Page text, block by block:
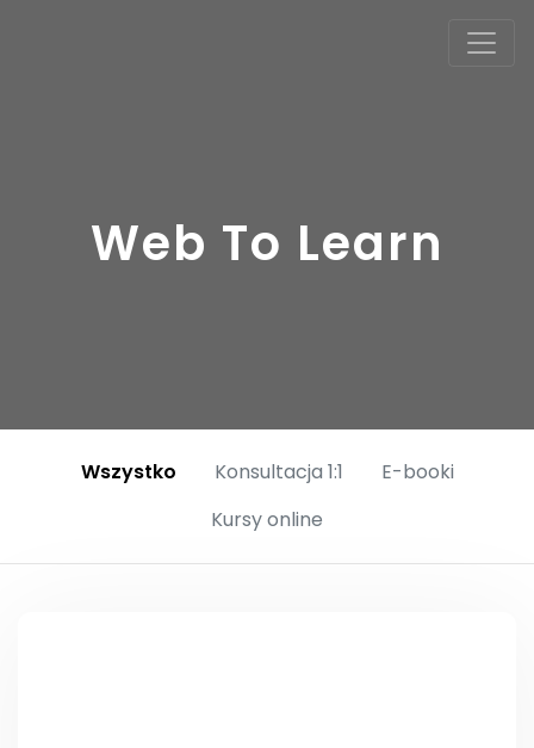
Web To Learn
Wszystko Konsultacja 1:1
E-booki
Kursy online